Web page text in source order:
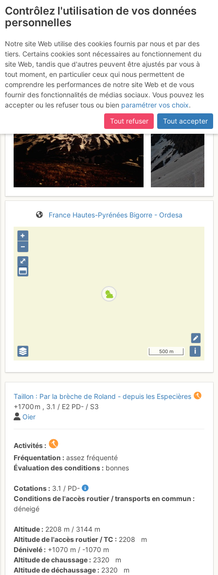
Taillon : Par la brèche de
Roland
Mardi 26 mai 2026
France Hautes-Pyrénées Bigorre - Ordesa
⤢
+
–
500 m i
Taillon : Par la brèche de Roland - depuis les Especières
+1700 m , 3.1 / E2 PD- / S3
Oier
Activités
Fréquentation
assez fréquenté
Évaluation des conditions
bonnes
Cotations 3.1 / PD-
Conditions de l'accès routier / transports en commun
déneigé
Altitude 2208 m / 3144 m
Altitude de l'accès routier / TC
2208
m
Dénivelé
+1070 m / -1070 m
Altitude de chaussage
2320
m
Altitude de déchaussage
2320
m
Contrôlez l'utilisation de vos données
personnelles
Notre site Web utilise des cookies fournis par nous et par des
tiers. Certains cookies sont nécessaires au fonctionnement du
site Web, tandis que d'autres peuvent être ajustés par vous à
tout moment, en particulier ceux qui nous permettent de
comprendre les performances de notre site Web et de vous
fournir des fonctionnalités de médias sociaux. Vous pouvez les
accepter ou les refuser tous ou bien paramétrer vos choix.
Tout refuser
Tout accepter